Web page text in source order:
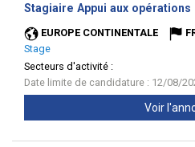
Stagiaire Appui aux opérations
EUROPE CONTINENTALE
Stage
Secteurs d'activité :
Date limite de candidature : 12/08/
Voir